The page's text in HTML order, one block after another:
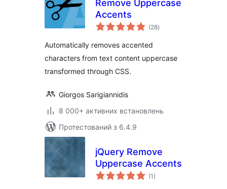
Remove Uppercase
Accents
(28загальний
рейтинг
)
Automatically removes accented
characters from text content uppercase
transformed through CSS.
Giorgos Sarigiannidis
8 000+ активних встановлень
Протестований з 6.4.9
jQuery Remove
Uppercase Accents
(1 загальний
рейтинг
)